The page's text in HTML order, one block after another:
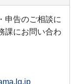
申告のご相談に
課にお問い合わ